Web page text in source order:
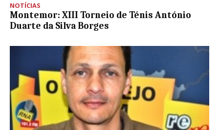
NOTÍCIAS
Montemor: XIII Torneio de Ténis António
Duarte da Silva Borges